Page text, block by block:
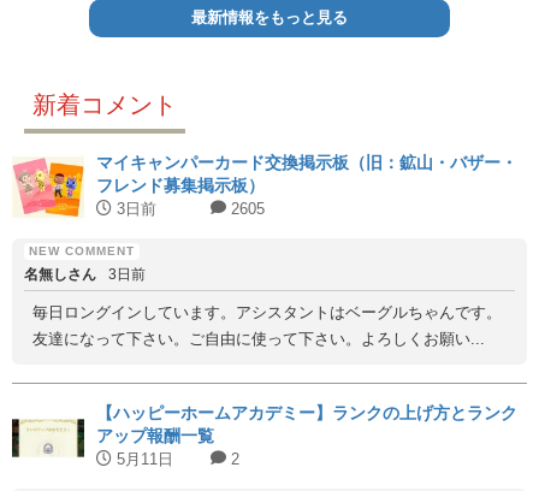
最新情報をもっと見る
新着コメント
マイキャンパーカード交換掲示板（旧：鉱山・バザー・
フレンド募集掲示板）
3日前 2605
名無しさん 3日前
毎日ロングインしています。アシスタントはベーグルちゃんです。
友達になって下さい。ご自由に使って下さい。よろしくお願い...
【ハッピーホームアカデミー】ランクの上げ方とランク
アップ報酬一覧
5月11日 2